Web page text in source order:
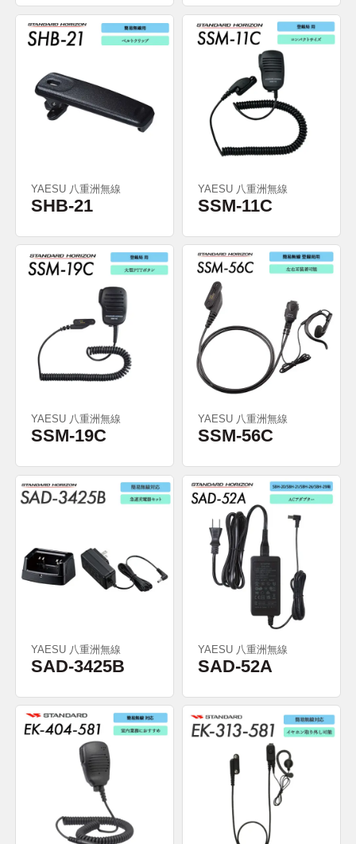
YAESU 八重洲無線
SHB-21
YAESU 八重洲無線
SSM-11C
YAESU 八重洲無線
SSM-19C
YAESU 八重洲無線
SSM-56C
YAESU 八重洲無線
SAD-3425B
YAESU 八重洲無線
SAD-52A